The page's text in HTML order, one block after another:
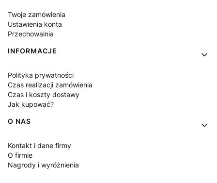
Twoje zamówienia
Ustawienia konta
Przechowalnia
INFORMACJE
Polityka prywatności
Czas realizacji zamówienia
Czas i koszty dostawy
Jak kupować?
O NAS
Kontakt i dane firmy
O firmie
Nagrody i wyróżnienia